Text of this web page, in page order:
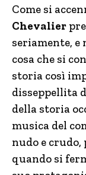
Come si
Chevalier
seriamente, e
cosa che si
storia così
disseppellita
della storia
musica del
nudo e
quando si